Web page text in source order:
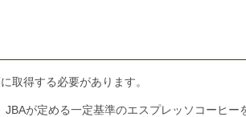
取得する必要があります。
が定める一定基準のエスプレッソコーヒー